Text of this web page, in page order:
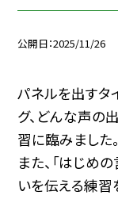
公開日 2025/11/26
パネルを出すタ
グ、どんな声の
習に臨みました。
また、「はじめ
いを伝える練習